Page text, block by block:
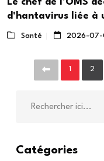
Le chef de l'OMS
d'hantavirus liée à
"terminée
Santé 2026-07-
1 2
Catégories